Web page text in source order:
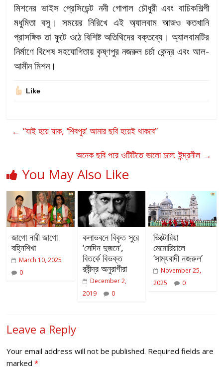
মিশনের ভাইস প্রেসিডেন্ট ননী গোপাল চৌধুরী এবং বাচিকশিল্পী
মধুমিতা বসু। সময়ের নিরিখে এই অ্যালবাম আজও কতখানি
প্রাসঙ্গিক তা ফুটে ওঠে বিশিষ্ট অতিথিদের বক্তব্যে। অ্যালবামটির
নির্মাণে বিশেষ সহযোগিতায় কৃষ্ণপুর নজরুল চর্চা কেন্দ্র এবং আল-
আমীন মিশন।
Like
← “যাই হয়ে যাক, ‘শিবপুর’ আমার ছবি হয়েই থাকবে”
অনেক ছবি পরে ওটিটিতে ভালো চলে: ইন্দ্রনীল →
You May Also Like
জাগো নারী জাগো
বহ্নিশিখা
March 10, 2025
0
কলাভবনে বিকৃত সুরে
‘সেদিন দুজনে’,
বিতর্কে বিভক্ত
রবীন্দ্র অনুরাগীরা
December 2,
2019
0
ভিক্টোরিয়া
মেমোরিয়ালে
‘সাম্যবাদী নজরুল’
November 25,
2025
0
Leave a Reply
Your email address will not be published. Required fields are
marked*